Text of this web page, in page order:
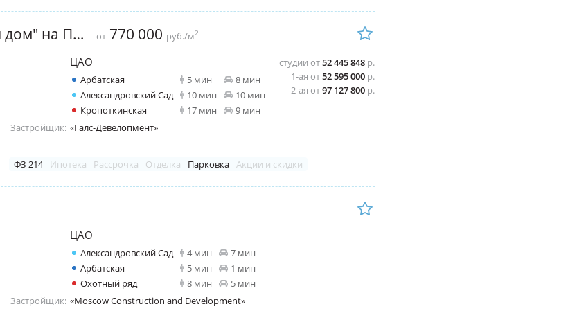
ЖК "Театральный дом" на Поварской от 770 000 руб./м2
студии от52 445 848 р.
1-ая от52 595 000 р.
2-ая от97 127 800 р.
ЦАО
Арбатская 5 мин
8 мин
Александровский Сад
10 мин
10 мин
Кропоткинская
17 мин
9 мин
Застройщик: «Галс-Девелопмент»
ФЗ 214 Ипотека Рассрочка Отделка Парковка Акции и скидки
ЦАО
Александровский Сад 4 мин
7 мин
Арбатская
5 мин
1 мин
Охотный ряд
8 мин
5 мин
Застройщик: «Moscow Construction and Development»